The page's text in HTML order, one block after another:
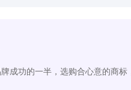
成功的一半，选购合心意的商标